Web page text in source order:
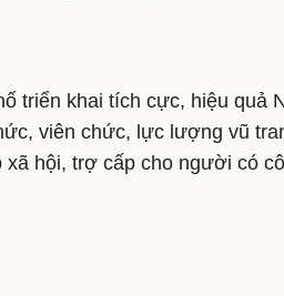
triển khai tích cực, hiệu quả
viên chức, lực lượng vũ
hội, trợ cấp cho người có